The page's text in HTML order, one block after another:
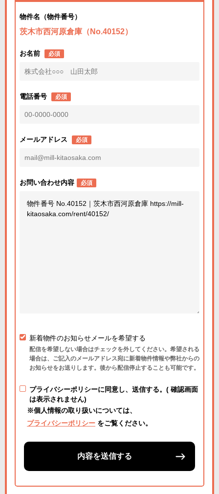
物件名（物件番号）
茨木市西河原倉庫（No.40152）
お名前 必須
電話番号 必須
メールアドレス 必須
お問い合わせ内容 必須
新着物件のお知らせメールを希望する
配信を希望しない場合はチェックを外してください。希望される
場合は、ご記入のメールアドレス宛に新着物件情報や弊社からの
お知らせをお送りします。後から配信停止することも可能です。
プライバシーポリシーに同意し、送信する。( 確認画面
は表示されません)
※個人情報の取り扱いについては、
プライバシーポリシー をご覧ください。
内容を送信する